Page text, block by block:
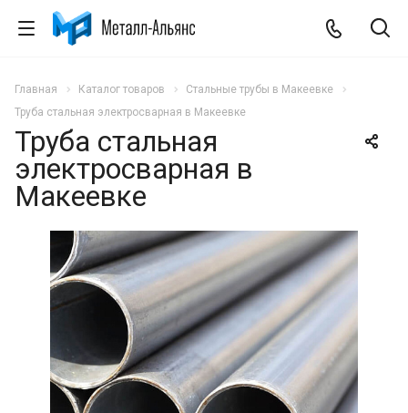
Главная Каталог товаров
Стальные трубы в Макеевке
Труба стальная электросварная в Макеевке
Труба стальная
электросварная в
Макеевке